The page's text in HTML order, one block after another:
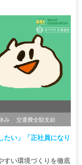
み 交通費全額支給
たい」「正社員になり
すい環境づくりを徹底